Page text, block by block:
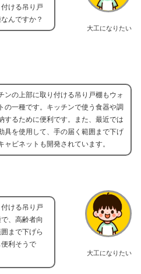
大工になりたい
ける吊り戸
んですか？
ンの上部に取り付ける吊り戸棚もウォ
の一種です。キッチンで使う食器や調
するために便利です。また、最近では
具を使用して、手の届く範囲まで下げ
ャビネットも開発されています。
大工になりたい
ける吊り戸
、高齢者向
まで下げら
利そうで